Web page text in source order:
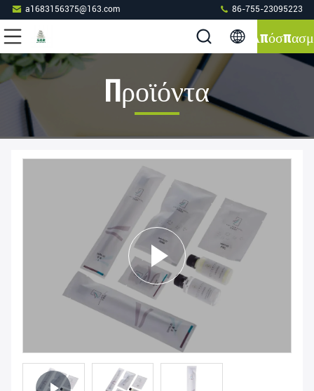
a1683156375@163.com 86-755-23095223
Προϊόντα